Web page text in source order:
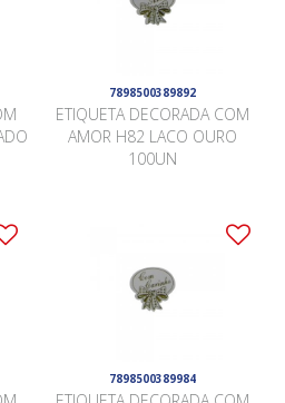
7898500389892
ETIQUETA DECORADA COM
AMOR H82 LACO OURO
100UN
7898500389984